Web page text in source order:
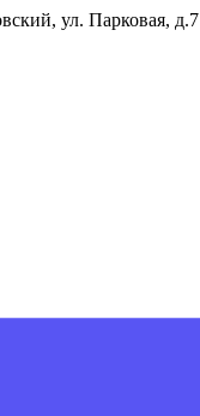
ул. Парковая, д.7